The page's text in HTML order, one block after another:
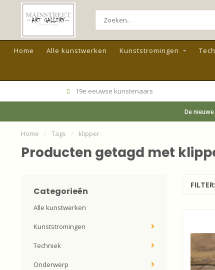
Home Alle kunstwerken Kunststromingen
19e eeuwse kunstenaars
De
Home / Tags / klipper
Producten getagd met
Categorieën
Alle kunstwerken
Kunststromingen
Techniek
Onderwerp